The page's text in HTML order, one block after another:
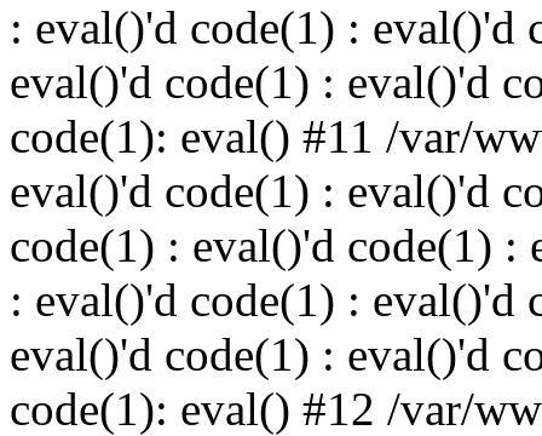
: eval()'d code(1) : eval()'d
eval()'d code(1) : eval()'d
code(1): eval() #11 /var/
eval()'d code(1) : eval()'d
code(1) : eval()'d code(1) :
: eval()'d code(1) : eval()'d
eval()'d code(1) : eval()'d
code(1): eval() #12 /var/